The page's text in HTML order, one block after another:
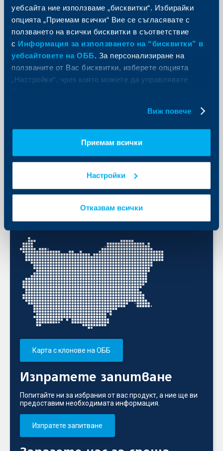
уебсайта ние използваме „бисквитки“. Избирайки
опцията „Приемам всички“ Вие се съгласявате с
ползването на всички бисквитки в съответствие
с Информация за използването на “бисквитки” в
уебсайтовете на ОББ. За персонализиране на
ползваните от Вас бисквитки, изберете опцията
„Настройки“, чрез която можете да управлявате
Виж повече
Приемам всички
Настройки
Отказвам всички
Уведомително писмо
Проспект ГФИ 29.10.2021
Byuletin-GFI-10-2021.pdf
Научете повече за фонда
Свържете се с нас
Посетете клон на
банката
Карта с клонове на ОББ
Изпратете запитване
Попитайте ни за избрания от вас продукт, а ние ще ви
предоставим необходимата информация.
Изпратете запитване